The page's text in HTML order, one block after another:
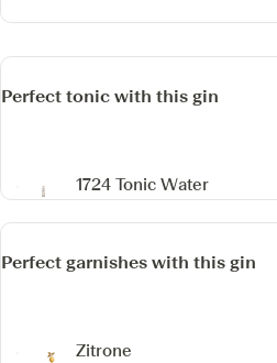
Perfect tonic with this gin
1724 Tonic Water
Perfect garnishes with this gin
Zitrone